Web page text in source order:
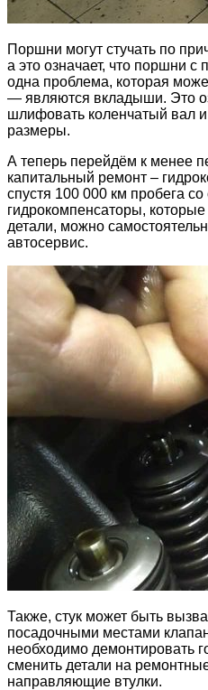
Поршни могут стучать по
а это означает, что поршни
одна проблема, которая
— являются вкладыши. Это
шлифовать коленчатый вал
размеры.
А теперь перейдём к менее
капитальный ремонт –
спустя 100 000 км пробега
гидрокомпенсаторы,
детали, можно
автосервис.
Также, стук может быть
посадочными местами
необходимо демонтировать
сменить детали на
направляющие втулки.